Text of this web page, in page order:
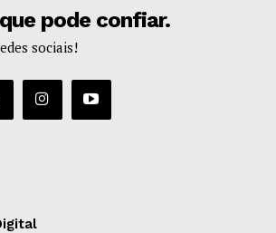
pode confiar.
sociais!